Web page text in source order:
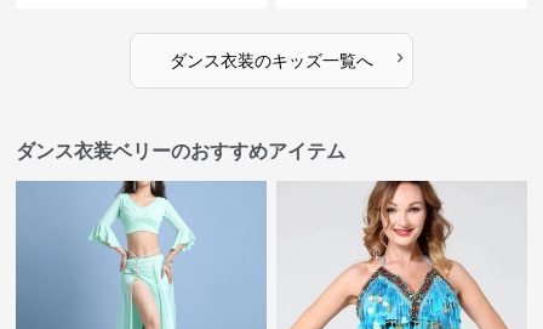
ダンス衣装のキッズ一覧へ ›
ダンス衣装ベリーのおすすめアイテム